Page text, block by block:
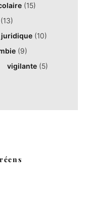
(15)
(13)
juridique (10)
(9)
vigilante (5)